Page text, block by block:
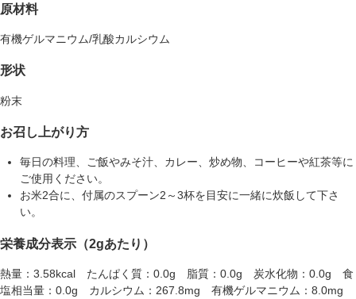
原材料
有機ゲルマニウム/乳酸カルシウム
形状
粉末
お召し上がり方
毎日の料理、ご飯やみそ汁、カレー、炒め物、コーヒーや紅茶等に
ご使用ください。
お米2合に、付属のスプーン2～3杯を目安に一緒に炊飯して下さ
い。
栄養成分表示（2gあたり）
熱量：3.58kcal たんぱく質：0.0g 脂質：0.0g 炭水化物：0.0g 食
塩相当量：0.0g カルシウム：267.8mg 有機ゲルマニウム：8.0mg